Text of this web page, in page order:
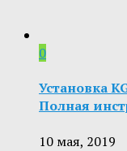
0
Установка
Полная
10 мая, 2019